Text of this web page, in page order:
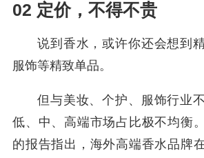
02 定价，不得不贵
说到香水，或许你还会想到
服饰等精致单品。
但与美妆、个护、服饰行业
低、中、高端市场占比极不均衡
的报告指出，海外高端香水品牌